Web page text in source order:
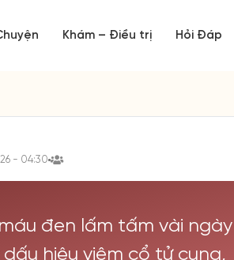
Khám – Điều trị Hỏi Đáp
- 04:30
đen lấm tấm vài ngày
hiệu viêm cổ tử cung,